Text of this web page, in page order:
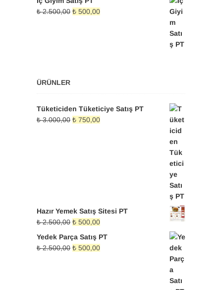
₺ 1.000,00.fiyat:
₺ 100,00.
₺2.500,00 Orijinal
₺ 500,00Şu
ÜRÜNLER
Tüketiciden Tüketiciye Satış PT
₺3.000,00 Orijinal
₺ 750,00Şu
Hazır Yemek Satış Sitesi PT
₺2.500,00 Orijinal
₺ 2.500,00.
₺ 500,00Şu
fiyat:
₺ 500,00.
Yedek Parça Satış PT
₺2.500,00 Orijinal
₺ 500,00Şu